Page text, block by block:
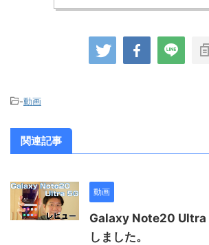
-動画
関連記事
動画
Galaxy Note20 Ultra
しました。